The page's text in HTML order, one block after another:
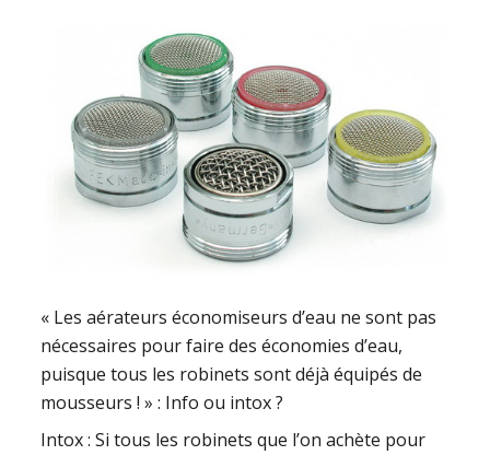
« Les aérateurs économiseurs d’eau ne sont pas
nécessaires pour faire des économies d’eau,
puisque tous les robinets sont déjà équipés de
mousseurs ! » : Info ou intox ?
Intox : Si tous les robinets que l’on achète pour